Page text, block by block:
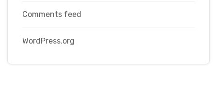
Comments feed
WordPress.org